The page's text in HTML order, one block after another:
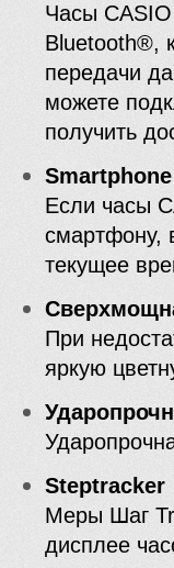
Часы
Bluetooth®,
передачи
можете
получить
Если часы
смартфону,
текущее
При
яркую
Steptracker
Меры Шаг
дисплее